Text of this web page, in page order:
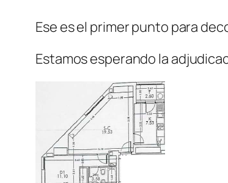
Ese es el primer punto para
Estamos esperando la